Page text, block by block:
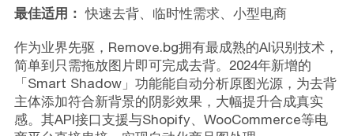
最佳适用： 快速去背、临时性需求、小型电商
作为业界先驱，Remove.bg拥有最成熟的AI识别技术，
简单到只需拖放图片即可完成去背。2024年新增的
「Smart Shadow」功能能自动分析原图光源，为去背
主体添加符合新背景的阴影效果，大幅提升合成真实
感。其API接口支援与Shopify、WooCommerce等电